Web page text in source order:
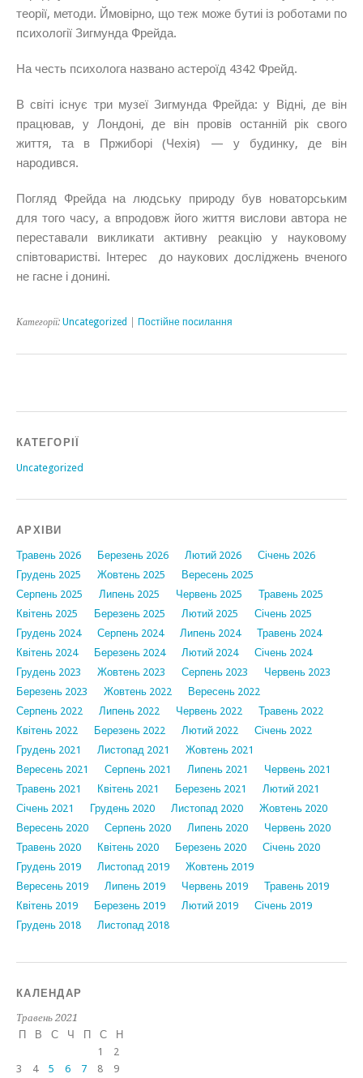
теорії, методи. Ймовірно, що теж може бутиі із роботами по
психології Зигмунда Фрейда.
На честь психолога названо астероїд 4342 Фрейд.
В світі існує три музеї Зигмунда Фрейда: у Відні, де він
працював, у Лондоні, де він провів останній рік свого
життя, та в Пржиборі (Чехія) — у будинку, де він
народився.
Погляд Фрейда на людську природу був новаторським
для того часу, а впродовж його життя вислови автора не
переставали викликати активну реакцію у науковому
співтоваристві. Інтерес до наукових досліджень вченого
не гасне і донині.
Категорії: Uncategorized Постійне посилання
КАТЕГОРІЇ
Uncategorized
АРХІВИ
Травень 2026 Березень 2026 Лютий 2026
Січень 2026
Грудень 2025
Жовтень 2025
Вересень 2025
Серпень 2025
Липень 2025 Червень 2025
Травень 2025
Квітень 2025
Березень 2025 Лютий 2025
Січень 2025
Грудень 2024
Серпень 2024 Липень 2024
Травень 2024
Квітень 2024
Березень 2024 Лютий 2024
Січень 2024
Грудень 2023
Жовтень 2023 Серпень 2023
Червень 2023
Березень 2023
Жовтень 2022
Вересень 2022
Серпень 2022
Липень 2022 Червень 2022
Травень 2022
Квітень 2022
Березень 2022 Лютий 2022
Січень 2022
Грудень 2021
Листопад 2021
Жовтень 2021
Вересень 2021
Серпень 2021 Липень 2021
Червень 2021
Травень 2021
Квітень 2021 Березень 2021
Лютий 2021
Січень 2021
Грудень 2020 Листопад 2020
Жовтень 2020
Вересень 2020
Серпень 2020 Липень 2020
Червень 2020
Травень 2020
Квітень 2020 Березень 2020
Січень 2020
Грудень 2019
Листопад 2019
Жовтень 2019
Вересень 2019
Липень 2019 Червень 2019
Травень 2019
Квітень 2019
Березень 2019 Лютий 2019
Січень 2019
Грудень 2018
Листопад 2018
КАЛЕНДАР
Травень 2021
П
В С Ч П С Н
1
2
3
4 5 6 7 8
9